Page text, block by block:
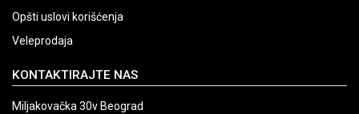
Opšti uslovi korišćenja
Veleprodaja
KONTAKTIRAJTE NAS
Miljakovačka 30v Beograd